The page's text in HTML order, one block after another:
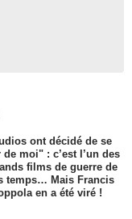
ont décidé de se
de moi" : c’est l’un des
films de guerre de
temps… Mais Francis
en a été viré !